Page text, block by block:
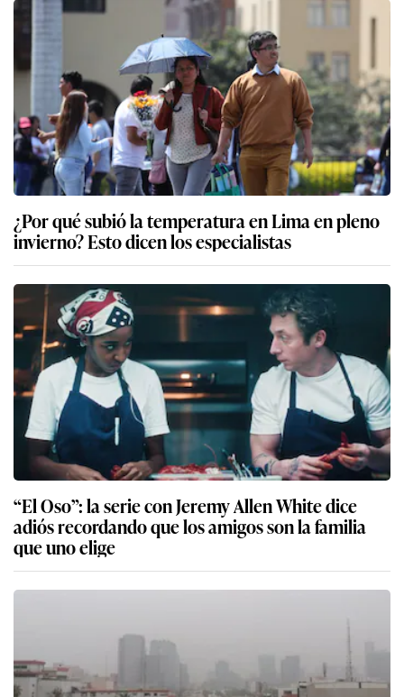
¿Por qué subió la temperatura en Lima en pleno
invierno? Esto dicen los especialistas
“El Oso”: la serie con Jeremy Allen White dice
adiós recordando que los amigos son la familia
que uno elige